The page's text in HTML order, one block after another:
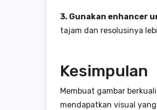
3. Gunakan enhancer
tajam dan resolusinya
Kesimpulan
Membuat gambar
mendapatkan visual